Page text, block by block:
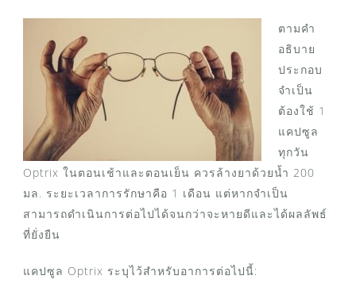
ตามคำ
อธิบาย
ประกอบ
จำเป็น
ต้องใช้ 1
แคปซูล
ทุกวัน
Optrix ในตอนเช้าและตอนเย็น ควรล้างยาด้วยน้ำ 200
มล. ระยะเวลาการรักษาคือ 1 เดือน แต่หากจำเป็น
สามารถดำเนินการต่อไปได้จนกว่าจะหายดีและได้ผลลัพธ์
ที่ยั่งยืน
แคปซูล Optrix ระบุไว้สำหรับอาการต่อไปนี้: